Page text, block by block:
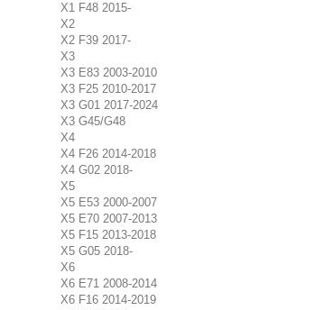
X1 F48 2015-
X2
X2 F39 2017-
X3
X3 E83 2003-2010
X3 F25 2010-2017
X3 G01 2017-2024
X3 G45/G48
X4
X4 F26 2014-2018
X4 G02 2018-
X5
X5 E53 2000-2007
X5 E70 2007-2013
X5 F15 2013-2018
X5 G05 2018-
X6
X6 E71 2008-2014
X6 F16 2014-2019